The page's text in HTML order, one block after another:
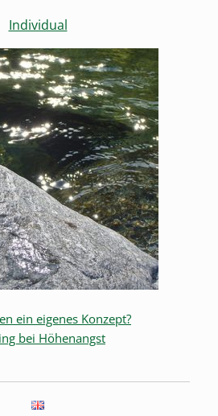
Individual
ein eigenes Konzept?
bei Höhenangst